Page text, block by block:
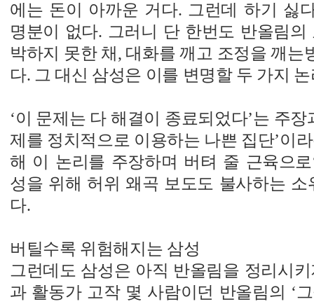
에는 돈이 아까운 거다. 그런데 하기 싫
명분이 없다. 그러니 단 한번도 반올림
박하지 못한 채, 대화를 깨고 조정을 깨는
다. 그 대신 삼성은 이를 변명할 두 가지
‘이 문제는 다 해결이 종료되었다’는 주
제를 정치적으로 이용하는 나쁜 집단’이
해 이 논리를 주장하며 버텨 줄 근육으로
성을 위해 허위 왜곡 보도도 불사하는 소
다.
버틸수록 위험해지는 삼성
그런데도 삼성은 아직 반올림을 정리시
과 활동가 고작 몇 사람이던 반올림의 ‘